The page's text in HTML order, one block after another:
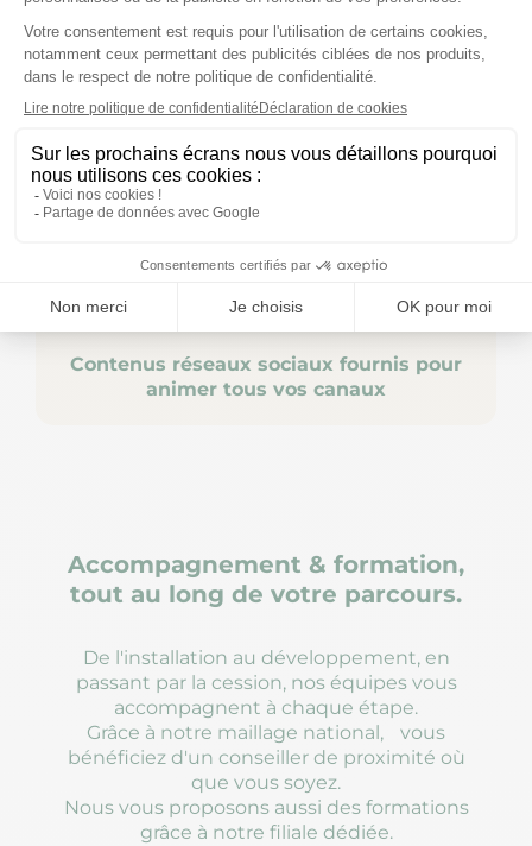
Contenus réseaux sociaux fournis pour
animer tous vos canaux
Accompagnement & formation,
tout au long de votre parcours.
De l'installation au développement, en
passant par la cession, nos équipes vous
accompagnent à chaque étape.
Grâce à notre maillage national, vous
bénéficiez d'un conseiller de proximité où
que vous soyez.
Nous vous proposons aussi des formations
grâce à notre filiale dédiée.